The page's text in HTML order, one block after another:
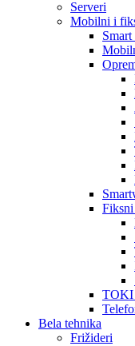
Serveri
Mobilni i
Bela tehnika
Frižideri